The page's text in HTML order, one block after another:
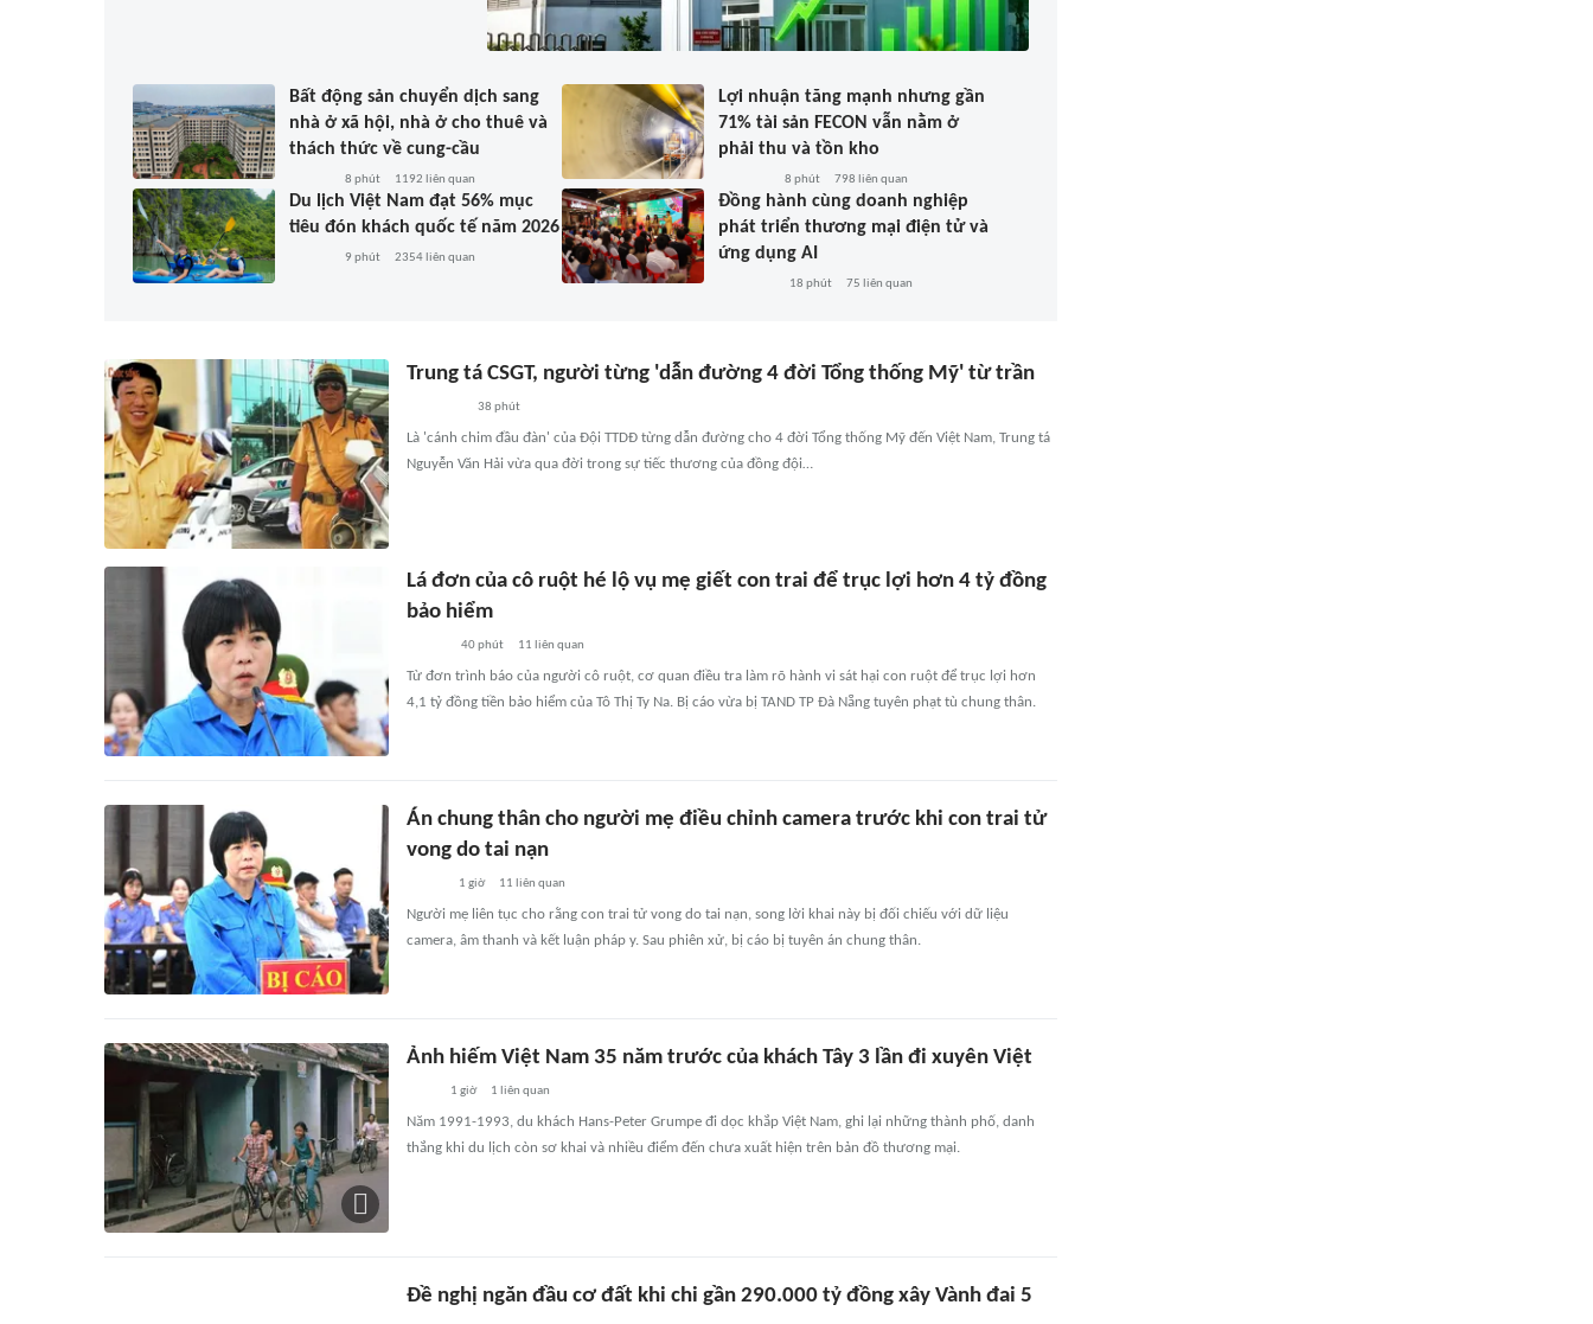
Bất động sản chuyển dịch sang
nhà ở xã hội, nhà ở cho thuê và
thách thức về cung-cầu
8 phút 1192 liên quan
Lợi nhuận tăng mạnh nhưng gần
71% tài sản FECON vẫn nằm ở
phải thu và tồn kho
8 phút 798 liên quan
Du lịch Việt Nam đạt 56% mục
tiêu đón khách quốc tế năm 2026
9 phút 2354 liên quan
Đồng hành cùng doanh nghiệp
phát triển thương mại điện tử và
ứng dụng AI
18 phút 75 liên quan
Trung tá CSGT, người từng 'dẫn đường 4 đời Tổng thống Mỹ' từ trần
38 phút
Là 'cánh chim đầu đàn' của Đội TTDĐ từng dẫn đường cho 4 đời Tổng thống Mỹ đến Việt Nam, Trung tá
Nguyễn Văn Hải vừa qua đời trong sự tiếc thương của đồng đội…
Lá đơn của cô ruột hé lộ vụ mẹ giết con trai để trục lợi hơn 4 tỷ đồng
bảo hiểm
40 phút 11 liên quan
Từ đơn trình báo của người cô ruột, cơ quan điều tra làm rõ hành vi sát hại con ruột để trục lợi hơn
4,1 tỷ đồng tiền bảo hiểm của Tô Thị Ty Na. Bị cáo vừa bị TAND TP Đà Nẵng tuyên phạt tù chung thân.
Án chung thân cho người mẹ điều chỉnh camera trước khi con trai tử
vong do tai nạn
1 giờ 11 liên quan
Người mẹ liên tục cho rằng con trai tử vong do tai nạn, song lời khai này bị đối chiếu với dữ liệu
camera, âm thanh và kết luận pháp y. Sau phiên xử, bị cáo bị tuyên án chung thân.
Ảnh hiếm Việt Nam 35 năm trước của khách Tây 3 lần đi xuyên Việt
1 giờ 1 liên quan
Năm 1991-1993, du khách Hans-Peter Grumpe đi dọc khắp Việt Nam, ghi lại những thành phố, danh
thắng khi du lịch còn sơ khai và nhiều điểm đến chưa xuất hiện trên bản đồ thương mại.
Đề nghị ngăn đầu cơ đất khi chi gần 290.000 tỷ đồng xây Vành đai 5